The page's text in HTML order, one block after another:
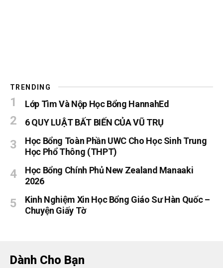
TRENDING
Lớp Tìm Và Nộp Học Bổng HannahEd
6 QUY LUẬT BẤT BIẾN CỦA VŨ TRỤ
Học Bổng Toàn Phần UWC Cho Học Sinh Trung
Học Phổ Thông (THPT)
Học Bổng Chính Phủ New Zealand Manaaki
2026
Kinh Nghiệm Xin Học Bổng Giáo Sư Hàn Quốc –
Chuyện Giấy Tờ
Dành Cho Bạn